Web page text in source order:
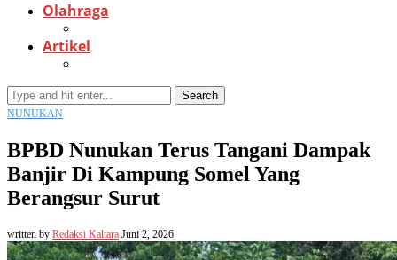
Olahraga
Artikel
Search
NUNUKAN
BPBD Nunukan Terus Tangani Dampak
Banjir Di Kampung Somel Yang
Berangsur Surut
written by Redaksi Kaltara Juni 2, 2026